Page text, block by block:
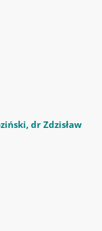
dr Zdzisław